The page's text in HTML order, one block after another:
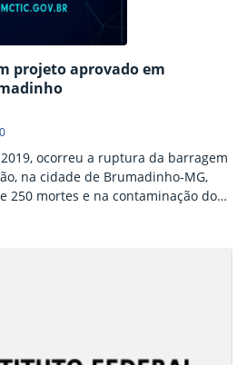
projeto aprovado em
ocorreu a ruptura da barragem
na cidade de Brumadinho-MG,
250 mortes e na contaminação do
causados ao meio ambiente